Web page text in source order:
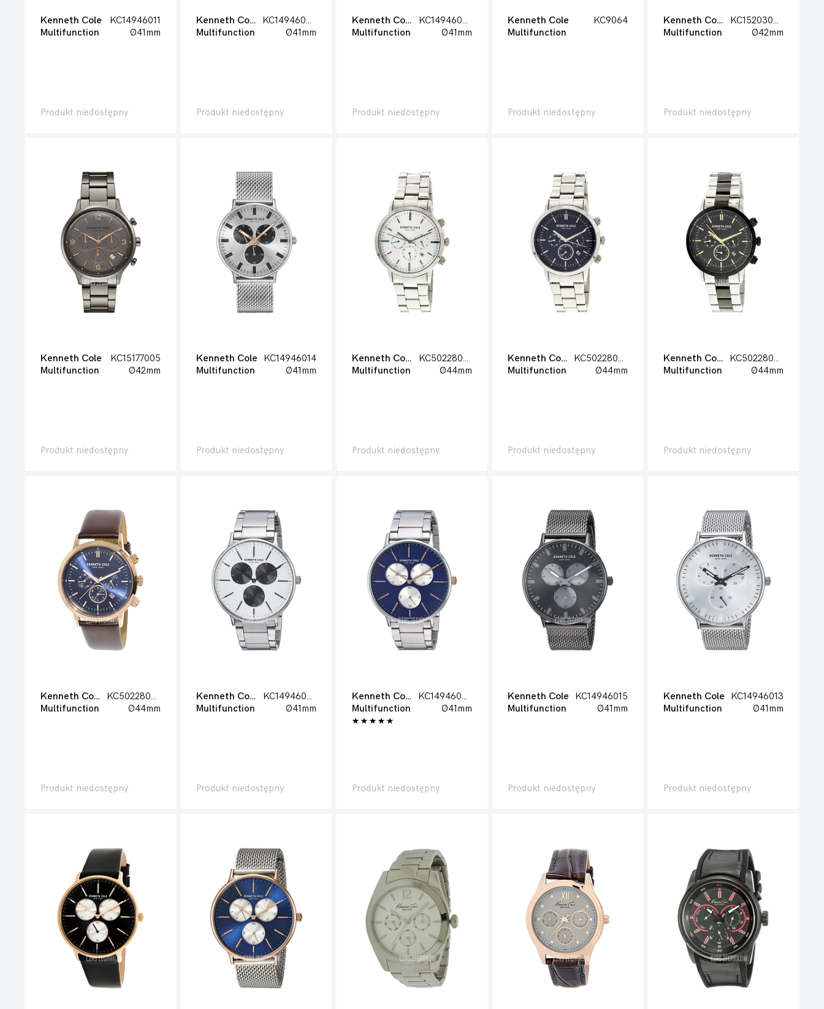
Kenneth Cole
KC14946011
Multifunction
Ø41mm
Produkt niedostępny
Kenneth Cole
KC14946004
Multifunction
Ø41mm
Produkt niedostępny
Kenneth Cole
KC14946002
Multifunction
Ø41mm
Produkt niedostępny
Kenneth Cole
KC9064
Multifunction
Produkt niedostępny
Kenneth Cole
KC15203002
Multifunction
Ø42mm
Produkt niedostępny
Kenneth Cole
KC15177005
Multifunction
Ø42mm
Produkt niedostępny
Kenneth Cole
KC14946014
Multifunction
Ø41mm
Produkt niedostępny
Kenneth Cole
KC50228007
Multifunction
Ø44mm
Produkt niedostępny
Kenneth Cole
KC50228005
Multifunction
Ø44mm
Produkt niedostępny
Kenneth Cole
KC50228004
Multifunction
Ø44mm
Produkt niedostępny
Kenneth Cole
KC50228002
Multifunction
Ø44mm
Produkt niedostępny
Kenneth Cole
KC14946007
Multifunction
Ø41mm
Produkt niedostępny
Kenneth Cole
KC14946008
Multifunction
Ø41mm
Produkt niedostępny
Kenneth Cole
KC14946015
Multifunction
Ø41mm
Produkt niedostępny
Kenneth Cole
KC14946013
Multifunction
Ø41mm
Produkt niedostępny